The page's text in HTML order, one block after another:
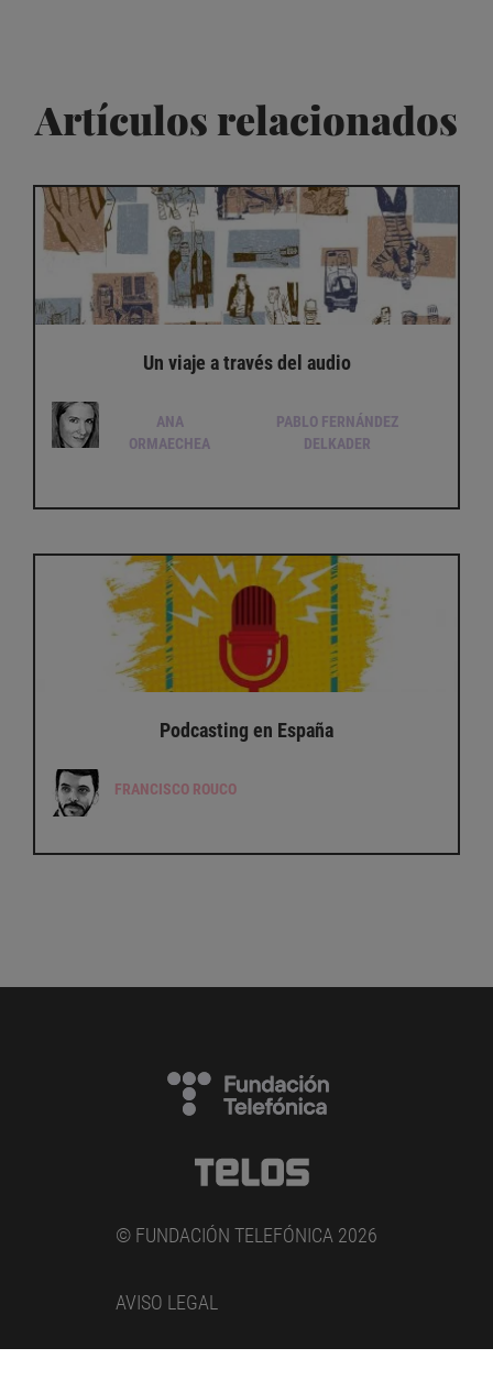
Artículos relacionados
Un viaje a través del audio
ANA
ORMAECHEA
PABLO FERNÁNDEZ
DELKADER
Podcasting en España
FRANCISCO ROUCO
© FUNDACIÓN TELEFÓNICA 2026
AVISO LEGAL